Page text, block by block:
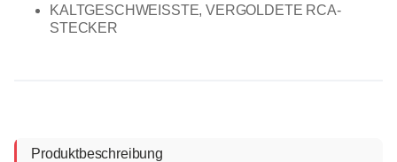
KALTGESCHWEISSTE, VERGOLDETE RCA-
STECKER
Produktbeschreibung